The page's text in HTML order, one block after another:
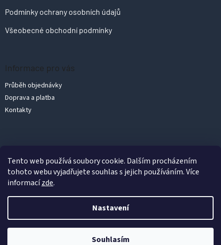
Tento web používá soubory cookie. Dalším procházením
tohoto webu vyjadřujete souhlas s jejich používáním. Více
informacízde.
Nastavení
Souhlasím
Podmínky ochrany osobních údajů
Všeobecné obchodní podmínky
Informace pro vás
Průběh objednávky
Doprava a platba
Kontakty
Copyright 2026
Podle zákona o evidenci tržeb je prodávající povinen vystavit
kupujícímu účtenku. Zároveň je povinen zaevidovat přijatou tržbu
výpadku pak nejpozději do 48 hodin.